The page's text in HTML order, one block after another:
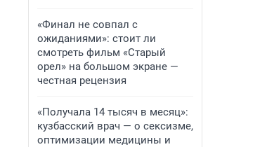
«Финал не совпал с
ожиданиями»: стоит ли
смотреть фильм «Старый
орел» на большом экране —
честная рецензия
«Получала 14 тысяч в месяц»:
кузбасский врач — о сексизме,
оптимизации медицины и